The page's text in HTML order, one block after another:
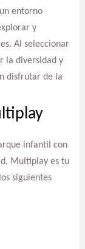
entorno
y
Al seleccionar
la diversidad y
disfrutar de la
infantil con
Multiplay es tu
siguientes